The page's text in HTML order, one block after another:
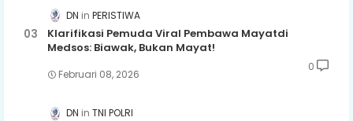
DN PERISTIWA
Klarifikasi Pemuda Viral Pembawa Mayatdi
Medsos: Biawak, Bukan Mayat!
Februari 08, 2026
0
DN TNI POLRI